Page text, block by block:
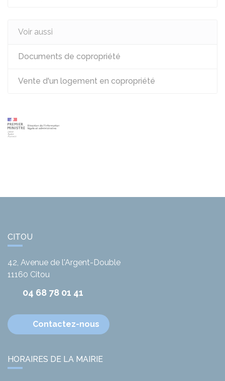
Voir aussi
Documents de copropriété
Vente d'un logement en copropriété
CITOU
42, Avenue de l'Argent-Double
11160 Citou
04 68 78 01 41
Contactez-nous
HORAIRES DE LA MAIRIE